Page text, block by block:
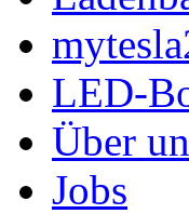
LED-
Über
Jobs